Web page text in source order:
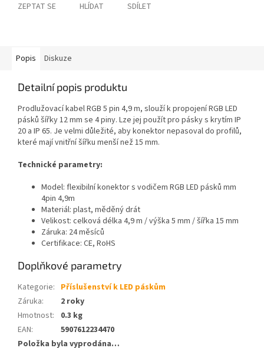
ZEPTAT SE HLÍDAT SDÍLET
Popis Diskuze
Detailní popis produktu
Prodlužovací kabel RGB 5 pin 4,9 m, slouží k propojení RGB LED
pásků šířky 12 mm se 4 piny. Lze jej použít pro pásky s krytím IP
20 a IP 65. Je velmi důležité, aby konektor nepasoval do profilů,
které mají vnitřní šířku menší než 15 mm.
Technické parametry:
Model: flexibilní konektor s vodičem RGB LED pásků mm
4pin 4,9m
Materiál: plast, měděný drát
Velikost: celková délka 4,9 m / výška 5 mm / šířka 15 mm
Záruka: 24 měsíců
Certifikace: CE, RoHS
Doplňkové parametry
Kategorie: Příslušenství k LED páskům
Záruka:
2 roky
Hmotnost:
0.3 kg
EAN:
5907612234470
Položka byla vyprodána…